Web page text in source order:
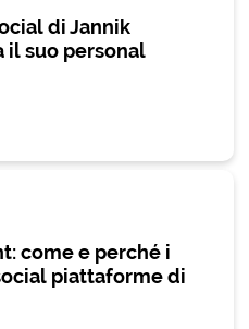
di Jannik
il suo personal
come e perché i
piattaforme di